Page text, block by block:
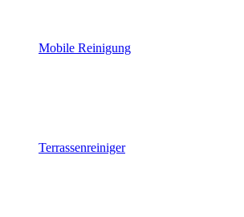
Mobile Reinigung
Terrassenreiniger